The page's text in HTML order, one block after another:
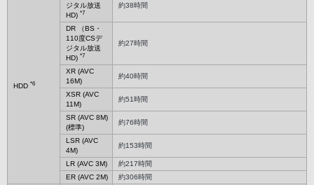
HDD *6
ジタル放送
HD) *7
約38時間
DR （BS・
110度CSデ
ジタル放送
HD) *7
約27時間
XR (AVC
16M)
約40時間
XSR (AVC
11M)
約51時間
SR (AVC 8M)
(標準)
約76時間
LSR (AVC
4M)
約153時間
LR (AVC 3M)
約217時間
ER (AVC 2M)
約306時間